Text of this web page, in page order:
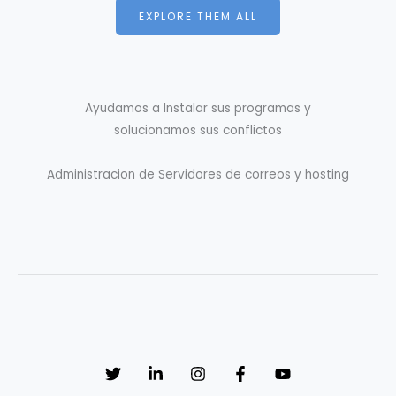
EXPLORE THEM ALL
Ayudamos a Instalar sus programas y
solucionamos sus conflictos
Administracion de Servidores de correos y hosting